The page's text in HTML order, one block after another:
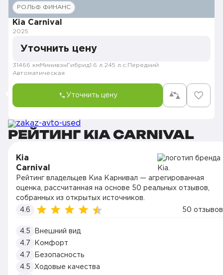
РОЛЬФ ФИНАНС
Kia Carnival
2025
Уточнить цену
31466 км Минивэн Гибрид1.6 л. 245 л.с. Передний
Автоматическая
Уточнить цену
РЕЙТИНГ KIA CARNIVAL
Kia
Carnival
Рейтинг владельцев Киа Карнивал — агрегированная
оценка, рассчитанная на основе 50 реальных отзывов,
собранных из открытых источников.
4.6
50 отзывов
4.5
Внешний вид
4.7
Комфорт
4.7
Безопасность
4.5
Ходовые качества